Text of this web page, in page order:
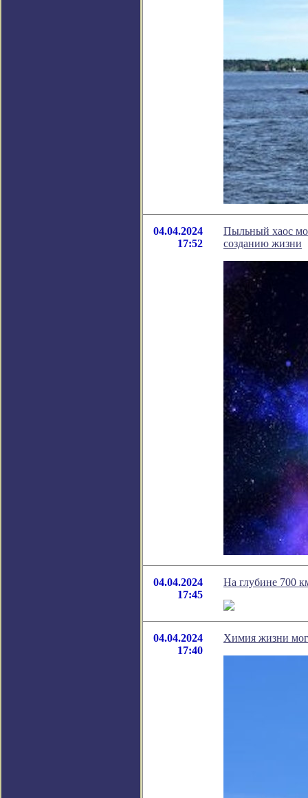
04.04.2024
17:52
Пыльный хаос
созданию жизни
04.04.2024
17:45
На глубине 700
04.04.2024
17:40
Химия жизни